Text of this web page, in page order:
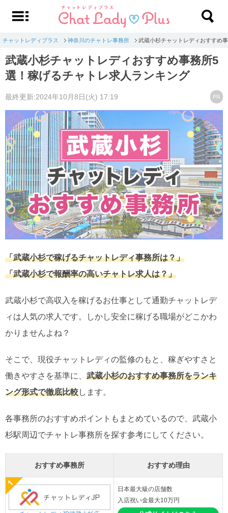
チャットレディプラス 神奈川のチャトレ事務所 武蔵小杉チャットレディおすすめ
武蔵小杉チャットレディおすすめ事務所5
選！稼げるチャトレ求人ランキング
最終更新:2024年10月8日(火) 17:19 PR
「武蔵小杉で稼げるチャットレディ事務所は？」
「武蔵小杉で報酬率の高いチャトレ求人は？」
武蔵小杉で高収入を稼げるお仕事として通勤チャットレデ
ィは人気の求人です。しかし安全に稼げる職場がどこかわ
かりませんよね？
そこで、現役チャットレディの監修のもと、稼ぎやすさと
働きやすさを基準に、 武蔵小杉のおすすめ事務所をランキ
ング形式で徹底比較します。
各事務所のおすすめポイントもまとめているので、武蔵小
杉駅周辺でチャトレ事務所を探す参考にしてください。
おすすめ事務所 おすすめ理由
日本最大級の店舗数
入店祝い金最大10万円